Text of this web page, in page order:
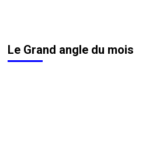
Le Grand angle du mois